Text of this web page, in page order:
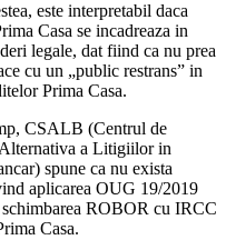
este interpretabil daca
Casa se incadreaza in
legale, dat fiind ca nu prea
cu un „public restrans” in
Prima Casa.
CSALB (Centrul de
a Litigiilor in
spune ca nu exista
aplicarea OUG 19/2019
ROBOR cu IRCC
Casa.